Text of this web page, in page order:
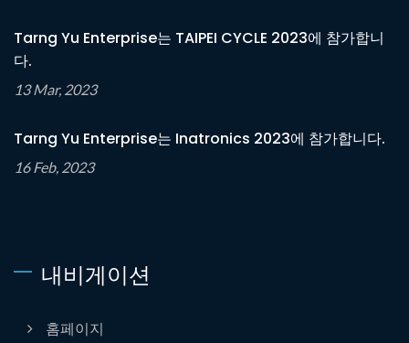
Tarng Yu Enterprise는 TAIPEI CYCLE 2023에 참가합니
다.
13 Mar, 2023
Tarng Yu Enterprise는 Inatronics 2023에 참가합니다.
16 Feb, 2023
내비게이션
홈페이지